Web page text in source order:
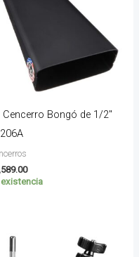
Cencerro Bongó de 1/2″
existencia